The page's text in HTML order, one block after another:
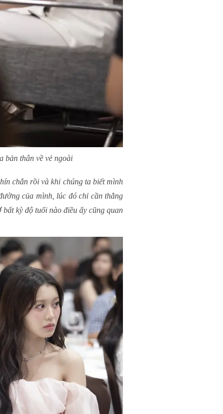
bản thân về vẻ ngoài
chắn rồi và khi chúng ta biết mình
của mình, lúc đó chỉ cần thẳng
kỳ độ tuổi nào điều ấy cũng quan